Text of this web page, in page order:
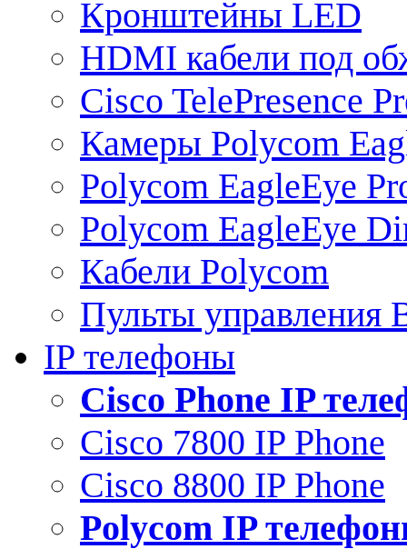
Кронштейны LED
HDMI кабели под
Cisco TelePresence
Камеры Polycom
Polycom EagleEye
Polycom EagleEye
Кабели Polycom
Пульты управления
IP телефоны
Сisco Phone IP
Cisco 7800 IP Phone
Cisco 8800 IP Phone
Polycom IP